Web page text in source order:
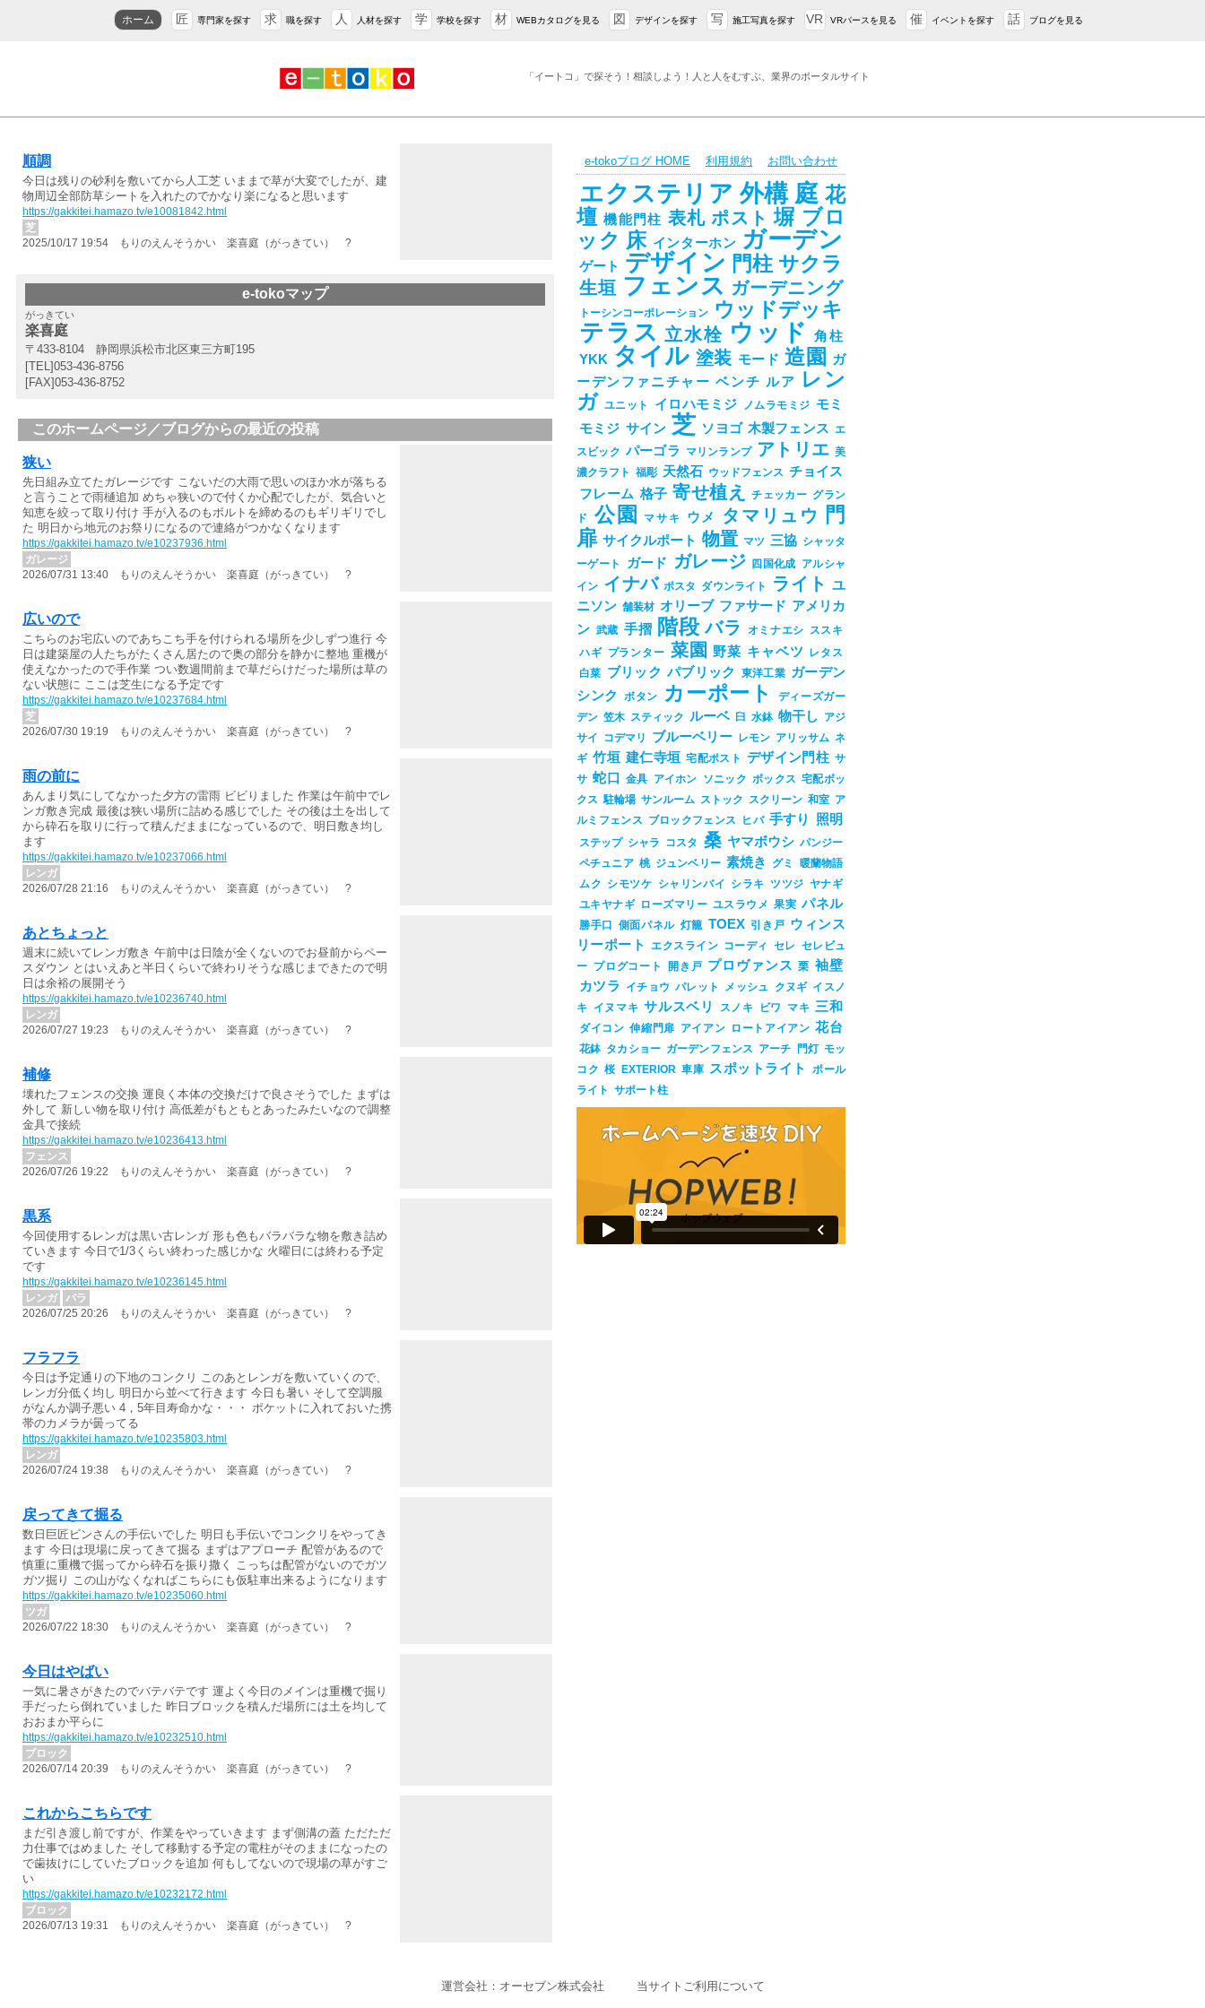
ホーム 匠 専門家を探す 求 職を探す 人 人材を探す 学 学校を探す 材 WEBカタログを見る 図 デザインを探す 写 施工写真を探す VR VRパースを見る 催 イベントを探す 話 ブログを見る
「イートコ」で探そう！相談しよう！人と人をむすぶ、業界のポータルサイト
順調
今日は残りの砂利を敷いてから人工芝 いままで草が大変でしたが、建
物周辺全部防草シートを入れたのでかなり楽になると思います
https://gakkitei.hamazo.tv/e10081842.html
芝
2025/10/17 19:54 もりのえんそうかい 楽喜庭（がっきてい） ?
e-tokoマップ
がっきてい
楽喜庭
〒433-8104 静岡県浜松市北区東三方町195
[TEL]053-436-8756
[FAX]053-436-8752
このホームページ／ブログからの最近の投稿
狭い
先日組み立てたガレージです こないだの大雨で思いのほか水が落ちる
と言うことで雨樋追加 めちゃ狭いので付くか心配でしたが、気合いと
知恵を絞って取り付け 手が入るのもボルトを締めるのもギリギリでし
た 明日から地元のお祭りになるので連絡がつかなくなります
https://gakkitei.hamazo.tv/e10237936.html
ガレージ
2026/07/31 13:40 もりのえんそうかい 楽喜庭（がっきてい） ?
広いので
こちらのお宅広いのであちこち手を付けられる場所を少しずつ進行 今
日は建築屋の人たちがたくさん居たので奥の部分を静かに整地 重機が
使えなかったので手作業 つい数週間前まで草だらけだった場所は草の
ない状態に ここは芝生になる予定です
https://gakkitei.hamazo.tv/e10237684.html
芝
2026/07/30 19:19 もりのえんそうかい 楽喜庭（がっきてい） ?
雨の前に
あんまり気にしてなかった夕方の雷雨 ビビりました 作業は午前中でレ
ンガ敷き完成 最後は狭い場所に詰める感じでした その後は土を出して
から砕石を取りに行って積んだままになっているので、明日敷き均し
ます
https://gakkitei.hamazo.tv/e10237066.html
レンガ
2026/07/28 21:16 もりのえんそうかい 楽喜庭（がっきてい） ?
あとちょっと
週末に続いてレンガ敷き 午前中は日陰が全くないのでお昼前からペー
スダウン とはいえあと半日くらいで終わりそうな感じまできたので明
日は余裕の展開そう
https://gakkitei.hamazo.tv/e10236740.html
レンガ
2026/07/27 19:23 もりのえんそうかい 楽喜庭（がっきてい） ?
補修
壊れたフェンスの交換 運良く本体の交換だけで良さそうでした まずは
外して 新しい物を取り付け 高低差がもともとあったみたいなので調整
金具で接続
https://gakkitei.hamazo.tv/e10236413.html
フェンス
2026/07/26 19:22 もりのえんそうかい 楽喜庭（がっきてい） ?
黒系
今回使用するレンガは黒い古レンガ 形も色もバラバラな物を敷き詰め
ていきます 今日で1/3くらい終わった感じかな 火曜日には終わる予定
です
https://gakkitei.hamazo.tv/e10236145.html
レンガ
バラ
2026/07/25 20:26 もりのえんそうかい 楽喜庭（がっきてい） ?
フラフラ
今日は予定通りの下地のコンクリ このあとレンガを敷いていくので、
レンガ分低く均し 明日から並べて行きます 今日も暑い そして空調服
がなんか調子悪い 4，5年目寿命かな・・・ ポケットに入れておいた携
帯のカメラが曇ってる
https://gakkitei.hamazo.tv/e10235803.html
レンガ
2026/07/24 19:38 もりのえんそうかい 楽喜庭（がっきてい） ?
戻ってきて掘る
数日巨匠ビンさんの手伝いでした 明日も手伝いでコンクリをやってき
ます 今日は現場に戻ってきて掘る まずはアプローチ 配管があるので
慎重に重機で掘ってから砕石を振り撒く こっちは配管がないのでガツ
ガツ掘り この山がなくなればこちらにも仮駐車出来るようになります
https://gakkitei.hamazo.tv/e10235060.html
ツガ
2026/07/22 18:30 もりのえんそうかい 楽喜庭（がっきてい） ?
今日はやばい
一気に暑さがきたのでバテバテです 運よく今日のメインは重機で掘り
手だったら倒れていました 昨日ブロックを積んだ場所には土を均して
おおまか平らに
https://gakkitei.hamazo.tv/e10232510.html
ブロック
2026/07/14 20:39 もりのえんそうかい 楽喜庭（がっきてい） ?
これからこちらです
まだ引き渡し前ですが、作業をやっていきます まず側溝の蓋 ただただ
力仕事ではめました そして移動する予定の電柱がそのままになったの
で歯抜けにしていたブロックを追加 何もしてないので現場の草がすご
い
https://gakkitei.hamazo.tv/e10232172.html
ブロック
2026/07/13 19:31 もりのえんそうかい 楽喜庭（がっきてい） ?
e-tokoブログ HOME 利用規約 お問い合わせ
エクステリア 外構 庭 花
壇 機能門柱 表札 ポスト 塀 ブロ
ック 床 インターホン ガーデン
ゲート デザイン 門柱 サクラ
生垣 フェンス ガーデニング
トーシンコーポレーション ウッドデッキ
テラス 立水栓 ウッド
角柱
YKK タイル 塗装 モード 造園
ガ
ーデンファニチャー ベンチ ルア
レン
ガ ユニット イロハモミジ ノムラモミジ モミ
モミジ サイン 芝 ソヨゴ 木製フェンス エ
スビック パーゴラ マリンランプ アトリエ 美
濃クラフト 福彫 天然石 ウッドフェンス チョイス
フレーム 格子 寄せ植え チェッカー グラン
ド
公園 マサキ ウメ タマリュウ
門
扉 サイクルポート 物置 マツ 三協 シャッタ
ーゲート
ガード ガレージ 四国化成 アルシャ
イン イナバ ポスタ ダウンライト ライト ユ
ニソン 舗装材 オリーブ ファサード アメリカ
ン 武蔵 手摺 階段 バラ オミナエシ ススキ
ハギ プランター 菜園 野菜 キャベツ
レタス
白菜 ブリック パブリック 東洋工業 ガーデン
シンク
ボタン カーポート
ディーズガー
デン 笠木 スティック ルーベ 臼 水鉢 物干し アジ
サイ コデマリ ブルーベリー レモン アリッサム ネ
ギ 竹垣 建仁寺垣 宅配ポスト デザイン門柱 サ
サ 蛇口 金具 アイホン ソニック ボックス 宅配ボッ
クス 駐輪場 サンルーム ストック スクリーン 和室 ア
ルミフェンス ブロックフェンス ヒバ 手すり 照明
ステップ シャラ コスタ 桑 ヤマボウシ パンジー
ペチュニア 桃 ジュンベリー 素焼き グミ
暖蘭物語
ムク シモツケ シャリンバイ シラキ ツツジ ヤナギ
ユキヤナギ ローズマリー ユスラウメ 果実 パネル
勝手口 側面パネル 灯籠 TOEX 引き戸 ウィンス
リーポート
エクスライン コーディ セレ セレビュ
ー プログコート 開き戸 プロヴァンス 栗 袖壁
カツラ
イチョウ パレット メッシュ クヌギ イスノ
キ
イヌマキ サルスベリ スノキ ビワ マキ 三和
ダイコン 伸縮門扉 アイアン ロートアイアン 花台
花鉢 タカショー ガーデンフェンス アーチ 門灯 モッ
コク 桜 EXTERIOR 車庫 スポットライト
ポール
ライト サポート柱
運営会社：オーセブン株式会社 当サイトご利用について